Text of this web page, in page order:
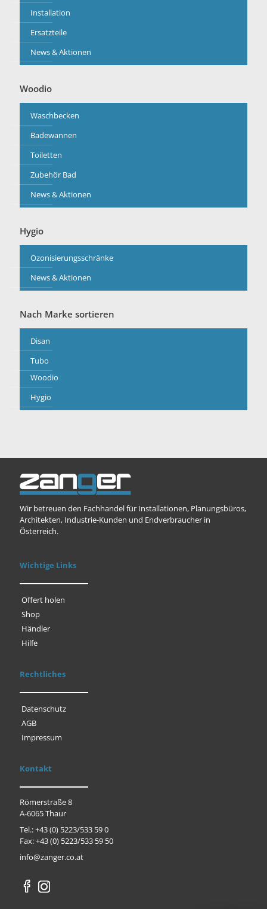
Installation
Ersatzteile
News & Aktionen
Woodio
Waschbecken
Badewannen
Toiletten
Zubehör Bad
News & Aktionen
Hygio
Ozonisierungsschränke
News & Aktionen
Nach Marke sortieren
Disan
Tubo
Woodio
Hygio
Wir betreuen den Fachhandel für Installationen, Planungsbüros,
Architekten, Industrie-Kunden und Endverbraucher in
Österreich.
Wichtige Links
Offert holen
Shop
Händler
Hilfe
Rechtliches
Datenschutz
AGB
Impressum
Kontakt
Römerstraße 8
A-6065 Thaur
Tel.: +43 (0) 5223/533 59 0
Fax: +43 (0) 5223/533 59 50
info@zanger.co.at